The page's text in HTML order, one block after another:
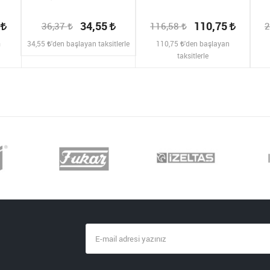
36,37 34,55
34,55 'den başlayan taksitlerle
116,58 110,75
110,75
'den başlayan
taksitlerle